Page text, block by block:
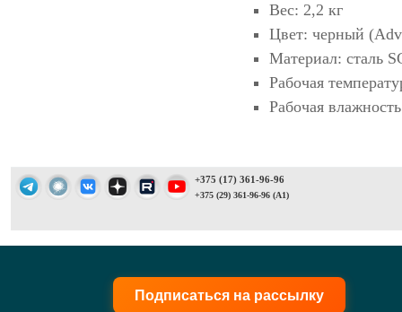
Вес: 2,2 кг
Цвет: черный
Материал: сталь
Рабочая
Рабочая
+375 (17) 361-96-96
+375 (29) 361-96-96 (A1)
Подписаться на рассылку